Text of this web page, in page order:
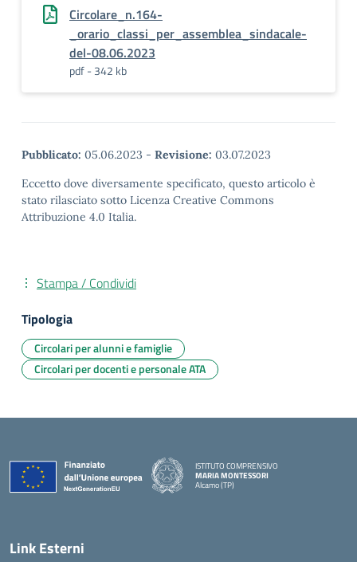
Circolare_n.164-
_orario_classi_per_assemblea_sindacale-
del-08.06.2023
pdf - 342 kb
Pubblicato: 05.06.2023 - Revisione: 03.07.2023
Eccetto dove diversamente specificato, questo articolo è
stato rilasciato sotto Licenza Creative Commons
Attribuzione 4.0 Italia.
Stampa / Condividi
Tipologia
Circolari per alunni e famiglie
Circolari per docenti e personale ATA
ISTITUTO COMPRENSIVO
MARIA MONTESSORI
Alcamo (TP)
Link Esterni